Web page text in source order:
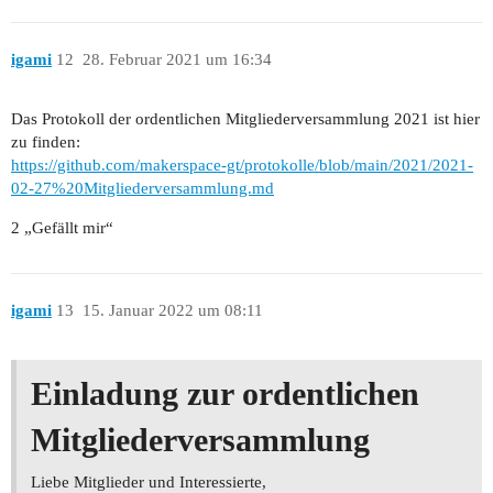
igami 28. Februar 2021 um 16:34
12
Das Protokoll der ordentlichen Mitgliederversammlung 2021 ist hier
zu finden:
https://github.com/makerspace-gt/protokolle/blob/main/2021/2021-
02-27%20Mitgliederversammlung.md
2 „Gefällt mir“
igami 15. Januar 2022 um 08:11
13
Einladung zur ordentlichen
Mitgliederversammlung
Liebe Mitglieder und Interessierte,